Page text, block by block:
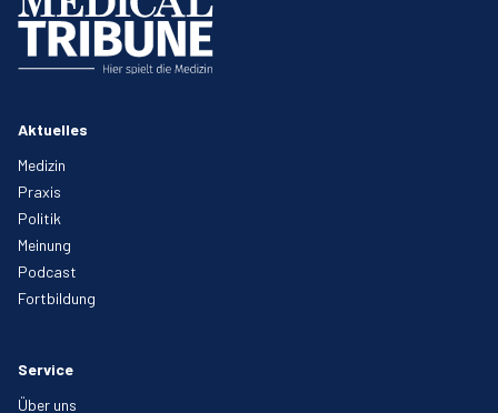
Aktuelles
Medizin
Praxis
Politik
Meinung
Podcast
Fortbildung
Service
Über uns